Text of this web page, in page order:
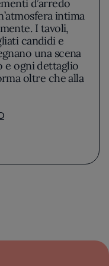
d’arredo
intima
I tavoli,
candidi e
una scena
e ogni dettaglio
oltre che alla
c’è una cucina
ma anche uno
dove i prodotti